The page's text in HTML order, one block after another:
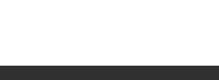
Navigation